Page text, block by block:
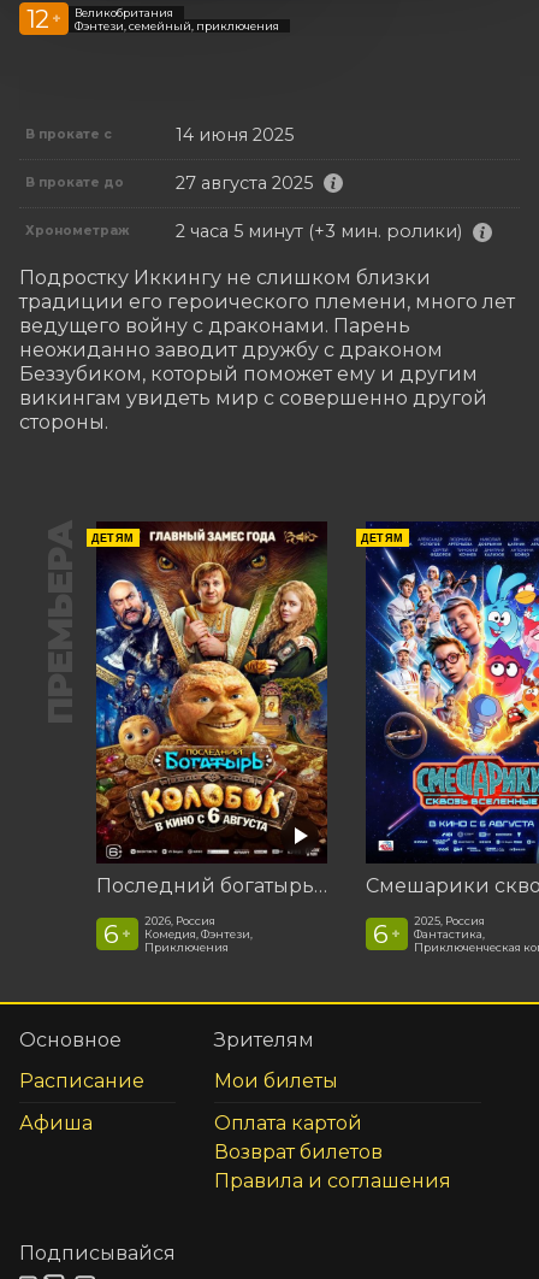
12 +
Великобритания
Фэнтези, семейный, приключения
В прокате с 14 июня 2025
В прокате до 27 августа 2025
Хронометраж 2 часа 5 минут (+3 мин. ролики)
Подростку Иккингу не слишком близки
традиции его героического племени, много лет
ведущего войну с драконами. Парень
неожиданно заводит дружбу с драконом
Беззубиком, который поможет ему и другим
викингам увидеть мир с совершенно другой
стороны.
ПРЕМЬЕРА ДЕТЯМ
Последний богатырь. Колобок
6 +
2026, Россия
Комедия, Фэнтези,
Приключения
ДЕТЯМ
6 +
2025, Россия
Фантастика,
Приключенческая
Основное
Расписание
Афиша
Зрителям
Мои билеты
Оплата картой
Возврат билетов
Правила и соглашения
Подписывайся